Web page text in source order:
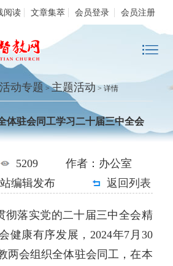
阅读 文章集萃 会员登录 会员注册
活动专题 >主题活动> 详情
体驻会同工学习二十届三中全会
5209
作者：办公室
编辑发布
返回列表
落实党的二十届三中全会精
健康有序发展，2024年7月30
两会组织全体驻会同工，在本